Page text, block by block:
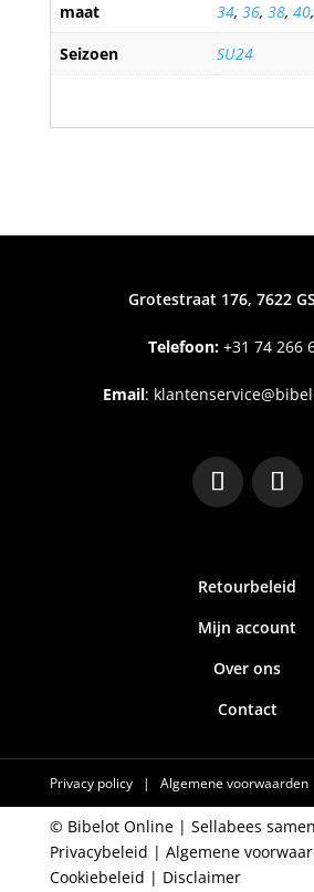
maat
34, 36, 38, 40,
Seizoen
SU24
Grotestraat 176, 7622
Telefoon:+31 74 266
Email:
Retourbeleid
Mijn account
Over ons
Contact
Privacy policy | Algemene voorwaarden
© Bibelot Online | Sellabees
Privacybeleid | Algemene
Cookiebeleid | Disclaimer